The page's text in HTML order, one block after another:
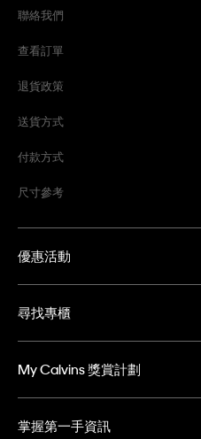
聯絡我們
查看訂單
退貨政策
送貨方式
付款方式
尺寸參考
優惠活動
尋找專櫃
My Calvins 獎賞計劃
掌握第一手資訊